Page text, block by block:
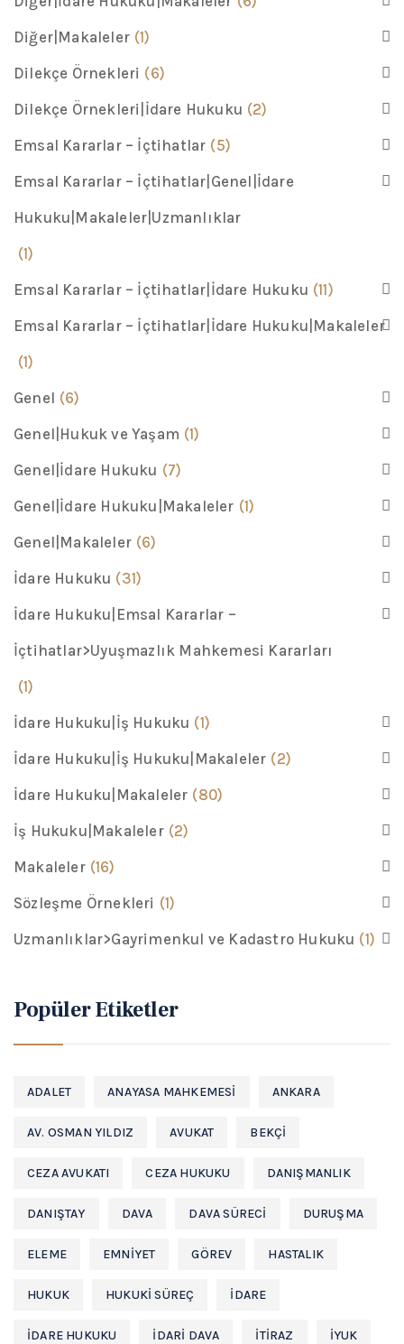
Diğer|Makaleler (1)
Dilekçe Örnekleri (6)
Dilekçe Örnekleri|İdare Hukuku (2)
Emsal Kararlar – İçtihatlar (5)
Emsal Kararlar – İçtihatlar|Genel|İdare
Hukuku|Makaleler|Uzmanlıklar
(1)
Emsal Kararlar – İçtihatlar|İdare Hukuku (11)
Emsal Kararlar – İçtihatlar|İdare Hukuku|Makaleler
(1)
Genel (6)
Genel|Hukuk ve Yaşam (1)
Genel|İdare Hukuku (7)
Genel|İdare Hukuku|Makaleler (1)
Genel|Makaleler (6)
İdare Hukuku (31)
İdare Hukuku|Emsal Kararlar –
İçtihatlar>Uyuşmazlık Mahkemesi Kararları
(1)
İdare Hukuku|İş Hukuku (1)
İdare Hukuku|İş Hukuku|Makaleler (2)
İdare Hukuku|Makaleler (80)
İş Hukuku|Makaleler (2)
Makaleler (16)
Sözleşme Örnekleri (1)
Uzmanlıklar>Gayrimenkul ve Kadastro Hukuku (1)
Popüler Etiketler
ADALET ANAYASA MAHKEMESI ANKARA
AV. OSMAN YILDIZ AVUKAT BEKÇI
CEZA AVUKATI CEZA HUKUKU DANIŞMANLIK
DANIŞTAY DAVA DAVA SÜRECI DURUŞMA
ELEME EMNIYET GÖREV HASTALIK
HUKUK HUKUKI SÜREÇ IDARE
IDARE HUKUKU IDARI DAVA ITIRAZ IYUK